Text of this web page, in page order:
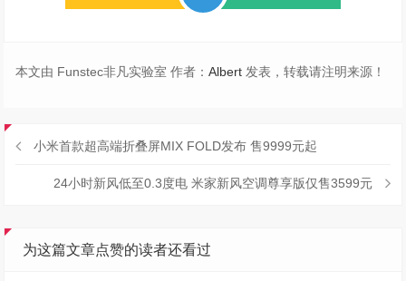
本文由 Funstec非凡实验室 作者：Albert 发表，转载请注明来源！
小米首款超高端折叠屏MIX FOLD发布 售9999元起
24小时新风低至0.3度电 米家新风空调尊享版仅售3599元
为这篇文章点赞的读者还看过